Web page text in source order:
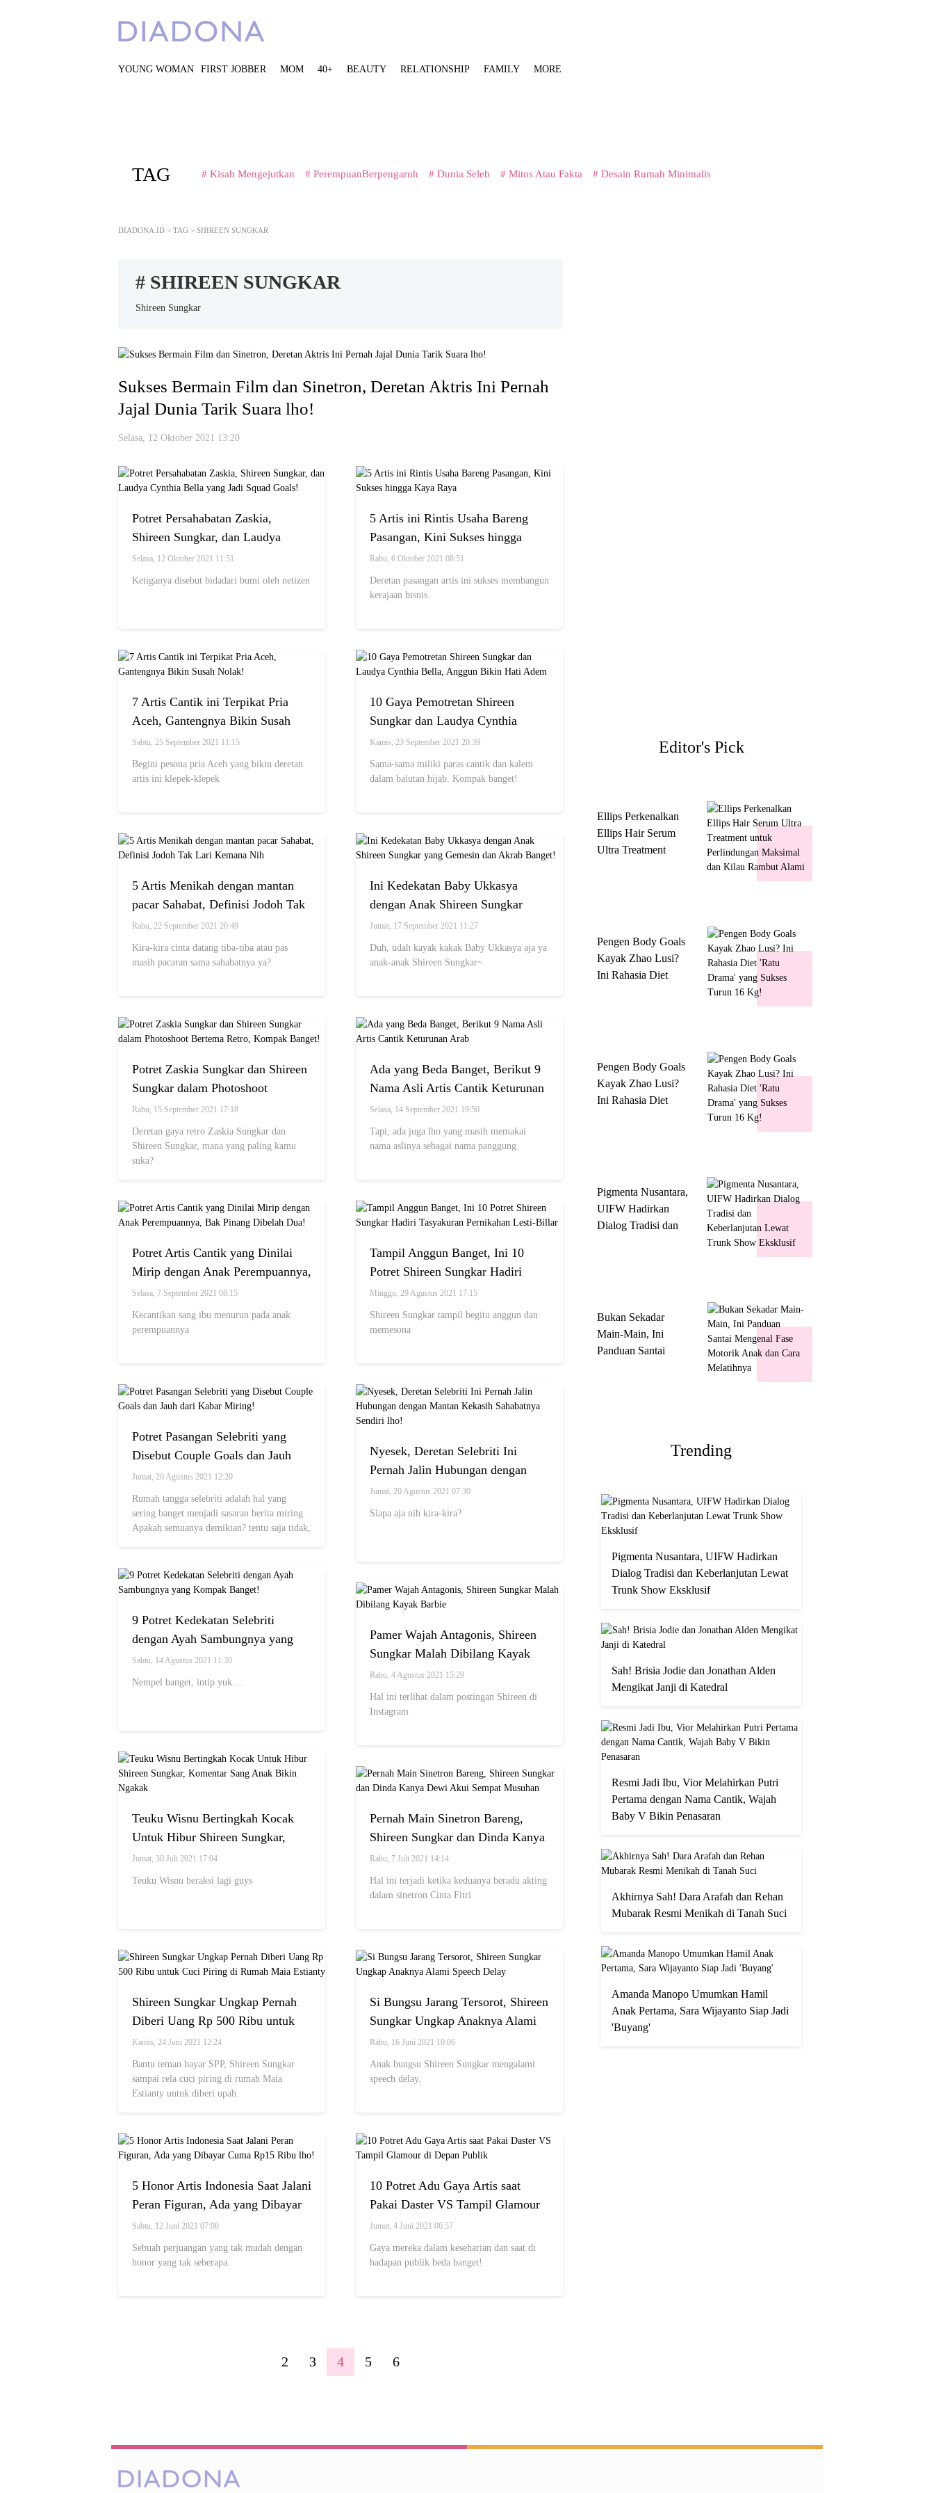
YOUNG WOMAN FIRST JOBBER MOM 40+ BEAUTY RELATIONSHIP FAMILY MORE
TAG # Kisah Mengejutkan # PerempuanBerpengaruh # Dunia Seleb # Mitos Atau Fakta # Desain Rumah Minimalis
DIADONA.ID > TAG > SHIREEN SUNGKAR
# SHIREEN SUNGKAR
Shireen Sungkar
Sukses Bermain Film dan Sinetron, Deretan Aktris Ini Pernah
Jajal Dunia Tarik Suara lho!
Selasa, 12 Oktober 2021 13:20
Potret Persahabatan Zaskia,
Shireen Sungkar, dan Laudya
Cynthia Bella yang Jadi Squad
Goals!
Selasa, 12 Oktober 2021 11:51
Ketiganya disebut bidadari bumi oleh netizen
5 Artis ini Rintis Usaha Bareng
Pasangan, Kini Sukses hingga
Kaya Raya
Rabu, 6 Oktober 2021 08:51
Deretan pasangan artis ini sukses membangun
kerajaan bisnis
7 Artis Cantik ini Terpikat Pria
Aceh, Gantengnya Bikin Susah
Nolak!
Sabtu, 25 September 2021 11:15
Begini pesona pria Aceh yang bikin deretan
artis ini klepek-klepek
10 Gaya Pemotretan Shireen
Sungkar dan Laudya Cynthia
Bella, Anggun Bikin Hati Adem
Kamis, 23 September 2021 20:39
Sama-sama miliki paras cantik dan kalem
dalam balutan hijab. Kompak banget!
5 Artis Menikah dengan mantan
pacar Sahabat, Definisi Jodoh Tak
Lari Kemana Nih
Rabu, 22 September 2021 20:49
Kira-kira cinta datang tiba-tiba atau pas
masih pacaran sama sahabatnya ya?
Ini Kedekatan Baby Ukkasya
dengan Anak Shireen Sungkar
yang Gemesin dan Akrab Banget!
Jumat, 17 September 2021 11:27
Duh, udah kayak kakak Baby Ukkasya aja ya
anak-anak Shireen Sungkar~
Potret Zaskia Sungkar dan Shireen
Sungkar dalam Photoshoot
Bertema Retro, Kompak Banget!
Rabu, 15 September 2021 17:18
Deretan gaya retro Zaskia Sungkar dan
Shireen Sungkar, mana yang paling kamu
suka?
Ada yang Beda Banget, Berikut 9
Nama Asli Artis Cantik Keturunan
Arab
Selasa, 14 September 2021 19:50
Tapi, ada juga lho yang masih memakai
nama aslinya sebagai nama panggung.
Potret Artis Cantik yang Dinilai
Mirip dengan Anak Perempuannya,
Bak Pinang Dibelah Dua!
Selasa, 7 September 2021 08:15
Kecantikan sang ibu menurun pada anak
perempuannya
Tampil Anggun Banget, Ini 10
Potret Shireen Sungkar Hadiri
Tasyakuran Pernikahan Lesti-Billar
Minggu, 29 Agustus 2021 17:15
Shireen Sungkar tampil begitu anggun dan
memesona
Potret Pasangan Selebriti yang
Disebut Couple Goals dan Jauh
dari Kabar Miring!
Jumat, 20 Agustus 2021 12:20
Rumah tangga selebriti adalah hal yang
sering banget menjadi sasaran berita miring.
Apakah semuanya demikian? tentu saja tidak,
Nyesek, Deretan Selebriti Ini
Pernah Jalin Hubungan dengan
Mantan Kekasih Sahabatnya
Sendiri lho!
Jumat, 20 Agustus 2021 07:30
Siapa aja nih kira-kira?
9 Potret Kedekatan Selebriti
dengan Ayah Sambungnya yang
Kompak Banget!
Sabtu, 14 Agustus 2021 11:30
Nempel banget, intip yuk….
Pamer Wajah Antagonis, Shireen
Sungkar Malah Dibilang Kayak
Barbie
Rabu, 4 Agustus 2021 15:29
Hal ini terlihat dalam postingan Shireen di
Instagram
Teuku Wisnu Bertingkah Kocak
Untuk Hibur Shireen Sungkar,
Komentar Sang Anak Bikin
Ngakak
Jumat, 30 Juli 2021 17:04
Teuku Wisnu beraksi lagi guys
Pernah Main Sinetron Bareng,
Shireen Sungkar dan Dinda Kanya
Dewi Akui Sempat Musuhan
Rabu, 7 Juli 2021 14:14
Hal ini terjadi ketika keduanya beradu akting
dalam sinetron Cinta Fitri
Shireen Sungkar Ungkap Pernah
Diberi Uang Rp 500 Ribu untuk
Cuci Piring di Rumah Maia
Estianty
Kamis, 24 Juni 2021 12:24
Bantu teman bayar SPP, Shireen Sungkar
sampai rela cuci piring di rumah Maia
Estianty untuk diberi upah.
Si Bungsu Jarang Tersorot, Shireen
Sungkar Ungkap Anaknya Alami
Speech Delay
Rabu, 16 Juni 2021 10:06
Anak bungsu Shireen Sungkar mengalami
speech delay.
5 Honor Artis Indonesia Saat Jalani
Peran Figuran, Ada yang Dibayar
Cuma Rp15 Ribu lho!
Sabtu, 12 Juni 2021 07:00
Sebuah perjuangan yang tak mudah dengan
honor yang tak seberapa.
10 Potret Adu Gaya Artis saat
Pakai Daster VS Tampil Glamour
di Depan Publik
Jumat, 4 Juni 2021 06:57
Gaya mereka dalam keseharian dan saat di
hadapan publik beda banget!
2 3 4 5 6
Editor's Pick
Ellips Perkenalkan
Ellips Hair Serum
Ultra Treatment
Pengen Body Goals
Kayak Zhao Lusi?
Ini Rahasia Diet
Pengen Body Goals
Kayak Zhao Lusi?
Ini Rahasia Diet
Pigmenta Nusantara,
UIFW Hadirkan
Dialog Tradisi dan
Bukan Sekadar
Main-Main, Ini
Panduan Santai
Trending
Pigmenta Nusantara, UIFW Hadirkan
Dialog Tradisi dan Keberlanjutan Lewat
Trunk Show Eksklusif
Sah! Brisia Jodie dan Jonathan Alden
Mengikat Janji di Katedral
Resmi Jadi Ibu, Vior Melahirkan Putri
Pertama dengan Nama Cantik, Wajah
Baby V Bikin Penasaran
Akhirnya Sah! Dara Arafah dan Rehan
Mubarak Resmi Menikah di Tanah Suci
Amanda Manopo Umumkan Hamil
Anak Pertama, Sara Wijayanto Siap Jadi
'Buyang'